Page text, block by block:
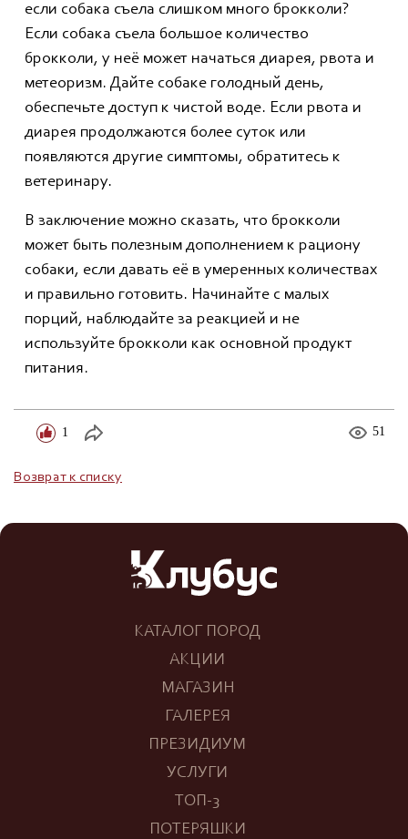
если собака съела слишком много брокколи?
Если собака съела большое количество
брокколи, у неё может начаться диарея, рвота и
метеоризм. Дайте собаке голодный день,
обеспечьте доступ к чистой воде. Если рвота и
диарея продолжаются более суток или
появляются другие симптомы, обратитесь к
ветеринару.
В заключение можно сказать, что брокколи
может быть полезным дополнением к рациону
собаки, если давать её в умеренных количествах
и правильно готовить. Начинайте с малых
порций, наблюдайте за реакцией и не
используйте брокколи как основной продукт
питания.
1 51
Возврат к списку
КАТАЛОГ ПОРОД
АКЦИИ
МАГАЗИН
ГАЛЕРЕЯ
ПРЕЗИДИУМ
УСЛУГИ
ТОП-3
ПОТЕРЯШКИ